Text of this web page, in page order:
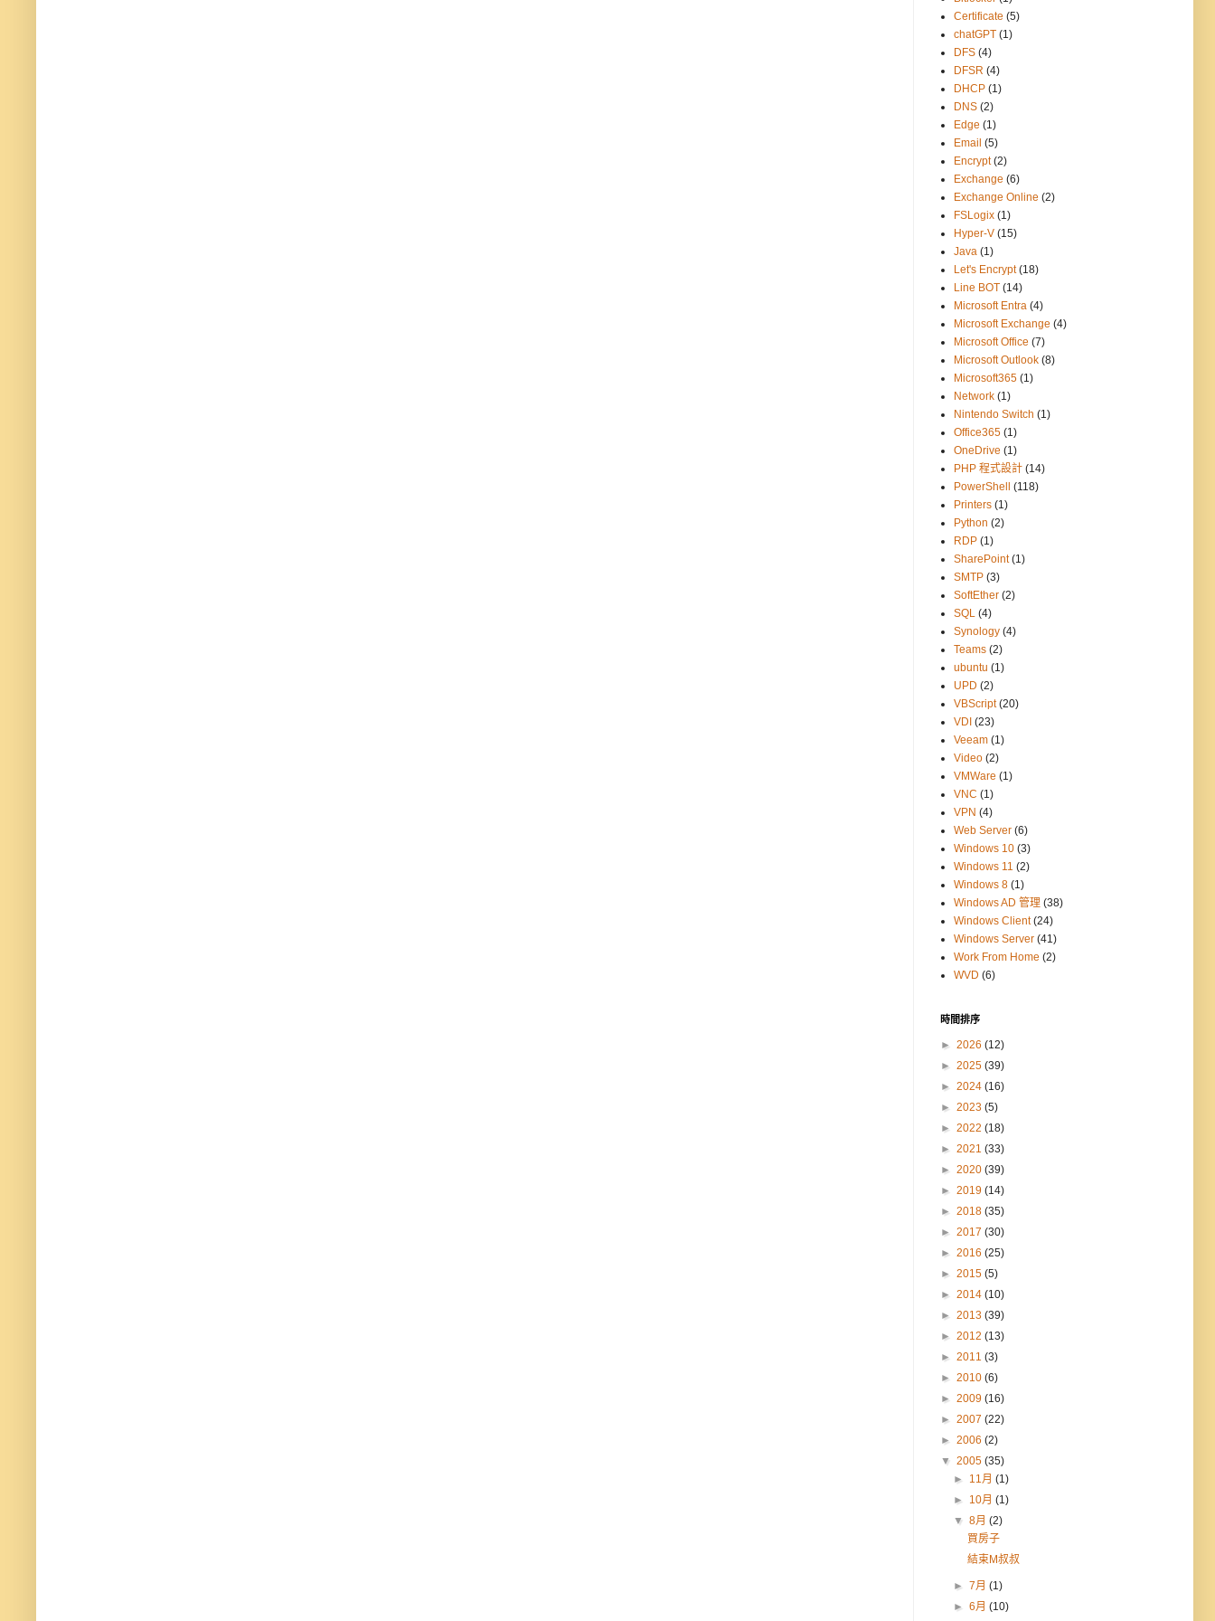
Certificate (5)
chatGPT (1)
DFS (4)
DFSR (4)
DHCP (1)
DNS (2)
Edge (1)
Email (5)
Encrypt (2)
Exchange (6)
Exchange Online (2)
FSLogix (1)
Hyper-V (15)
Java (1)
Let's Encrypt (18)
Line BOT (14)
Microsoft Entra (4)
Microsoft Exchange (4)
Microsoft Office (7)
Microsoft Outlook (8)
Microsoft365 (1)
Network (1)
Nintendo Switch (1)
Office365 (1)
OneDrive (1)
PHP 程式設計 (14)
PowerShell
(118)
Printers (1)
Python (2)
RDP (1)
SharePoint (1)
SMTP (3)
SoftEther (2)
SQL (4)
Synology (4)
Teams (2)
ubuntu (1)
UPD (2)
VBScript (20)
VDI (23)
Veeam (1)
Video (2)
VMWare (1)
VNC (1)
VPN (4)
Web Server (6)
Windows 10 (3)
Windows 11 (2)
Windows 8 (1)
Windows AD 管理 (38)
Windows Client (24)
Windows Server (41)
Work From Home (2)
WVD (6)
時間排序
► 2026 (12)
► 2025 (39)
► 2024 (16)
► 2023 (5)
► 2022 (18)
► 2021 (33)
► 2020 (39)
► 2019 (14)
► 2018 (35)
► 2017 (30)
► 2016 (25)
► 2015 (5)
► 2014 (10)
► 2013 (39)
► 2012 (13)
► 2011 (3)
► 2010 (6)
► 2009 (16)
► 2007 (22)
► 2006 (2)
▼ 2005 (35)
► 11月(1)
► 10月(1)
▼8月(2)
買房子
結束M叔叔
►7月(1)
►6月(10)